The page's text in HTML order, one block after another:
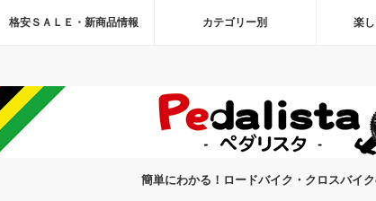
格安ＳＡＬＥ・新商品情報 カテゴリー別 楽
簡単にわかる！ロードバイク・クロスバイ